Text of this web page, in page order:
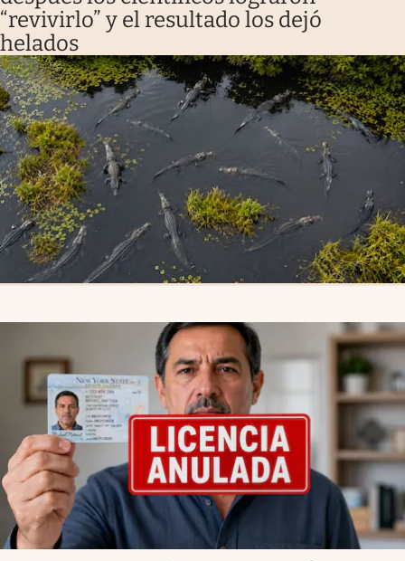
“revivirlo” y el resultado los dejó
helados